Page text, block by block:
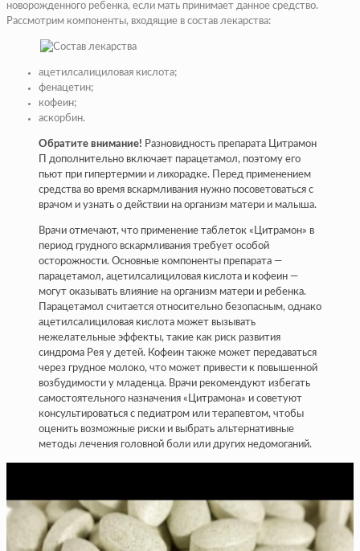
новорожденного ребенка, если мать принимает данное средство.
Рассмотрим компоненты, входящие в состав лекарства:
ацетилсалициловая кислота;
фенацетин;
кофеин;
аскорбин.
Обратите внимание! Разновидность препарата Цитрамон
П дополнительно включает парацетамол, поэтому его
пьют при гипертермии и лихорадке. Перед применением
средства во время вскармливания нужно посоветоваться с
врачом и узнать о действии на организм матери и малыша.
Врачи отмечают, что применение таблеток «Цитрамон» в
период грудного вскармливания требует особой
осторожности. Основные компоненты препарата —
парацетамол, ацетилсалициловая кислота и кофеин —
могут оказывать влияние на организм матери и ребенка.
Парацетамол считается относительно безопасным, однако
ацетилсалициловая кислота может вызывать
нежелательные эффекты, такие как риск развития
синдрома Рея у детей. Кофеин также может передаваться
через грудное молоко, что может привести к повышенной
возбудимости у младенца. Врачи рекомендуют избегать
самостоятельного назначения «Цитрамона» и советуют
консультироваться с педиатром или терапевтом, чтобы
оценить возможные риски и выбрать альтернативные
методы лечения головной боли или других недомоганий.